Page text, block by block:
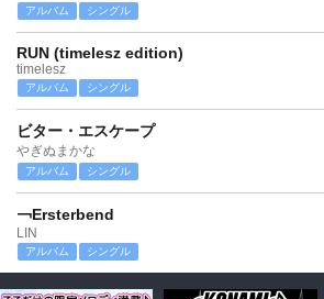
アルバム シングル
RUN (timelesz edition)
timelesz
アルバム シングル
ビター・エスケープ
やぎぬまかな
アルバム シングル
￢Ersterbend
LIN
アルバム シングル